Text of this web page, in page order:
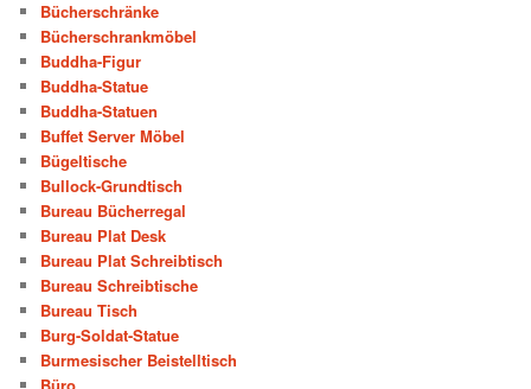
Bücherschränke
Bücherschrankmöbel
Buddha-Figur
Buddha-Statue
Buddha-Statuen
Buffet Server Möbel
Bügeltische
Bullock-Grundtisch
Bureau Bücherregal
Bureau Plat Desk
Bureau Plat Schreibtisch
Bureau Schreibtische
Bureau Tisch
Burg-Soldat-Statue
Burmesischer Beistelltisch